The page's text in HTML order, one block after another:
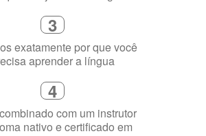
uma duração de curso
que se ajuste à sua agenda
3
exatamente por que você
aprender a língua
4